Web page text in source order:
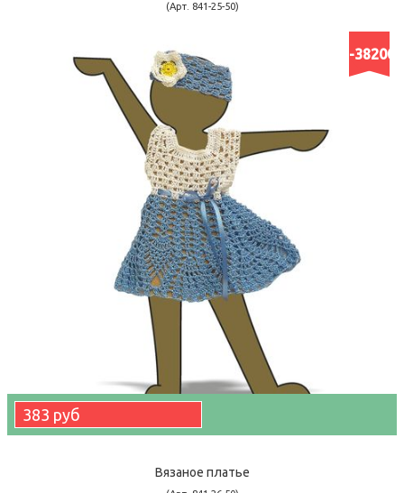
(Арт. 841-25-50)
-
383 руб
Вязаное платье